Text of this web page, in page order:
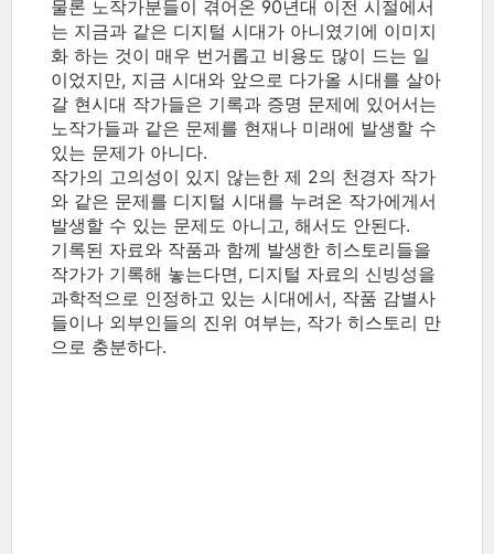
물론 노작가분들이 겪어온 90년대 이전 시절에서
는 지금과 같은 디지털 시대가 아니였기에 이미지
화 하는 것이 매우 번거롭고 비용도 많이 드는 일
이었지만, 지금 시대와 앞으로 다가올 시대를 살아
갈 현시대 작가들은 기록과 증명 문제에 있어서는
노작가들과 같은 문제를 현재나 미래에 발생할 수
있는 문제가 아니다.
작가의 고의성이 있지 않는한 제 2의 천경자 작가
와 같은 문제를 디지털 시대를 누려온 작가에게서
발생할 수 있는 문제도 아니고, 해서도 안된다.
기록된 자료와 작품과 함께 발생한 히스토리들을
작가가 기록해 놓는다면, 디지털 자료의 신빙성을
과학적으로 인정하고 있는 시대에서, 작품 감별사
들이나 외부인들의 진위 여부는, 작가 히스토리 만
으로 충분하다.